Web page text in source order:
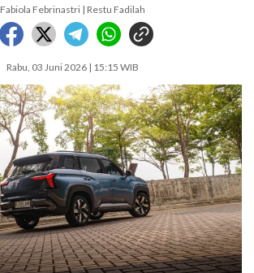
Fabiola Febrinastri | Restu Fadilah
Rabu, 03 Juni 2026 | 15:15 WIB